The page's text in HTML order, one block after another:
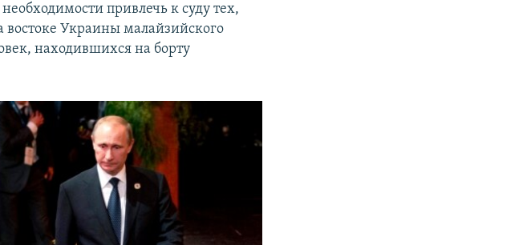
привлечь к суду тех,
востоке Украины малайзийского
находившихся на борту